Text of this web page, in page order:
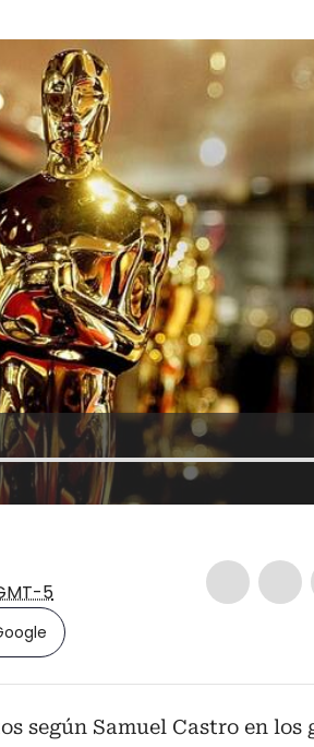
5
según Samuel Castro en los